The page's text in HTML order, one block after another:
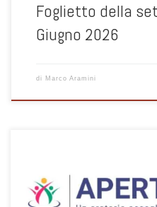
Foglietto della
Giugno 2026
di Marco Aramini